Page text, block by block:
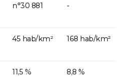
n°30 881 -
45 hab/km² 168 hab/km²
11,5 % 8,8 %